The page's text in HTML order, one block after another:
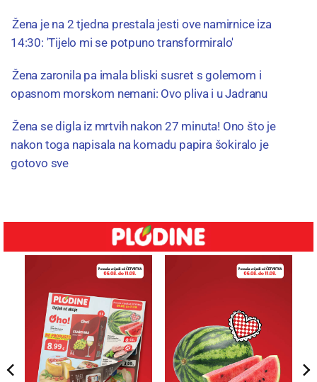
Žena je na 2 tjedna prestala jesti ove namirnice iza
14:30: 'Tijelo mi se potpuno transformiralo'
Žena zaronila pa imala bliski susret s golemom i
opasnom morskom nemani: Ovo pliva i u Jadranu
Žena se digla iz mrtvih nakon 27 minuta! Ono što je
nakon toga napisala na komadu papira šokiralo je
gotovo sve